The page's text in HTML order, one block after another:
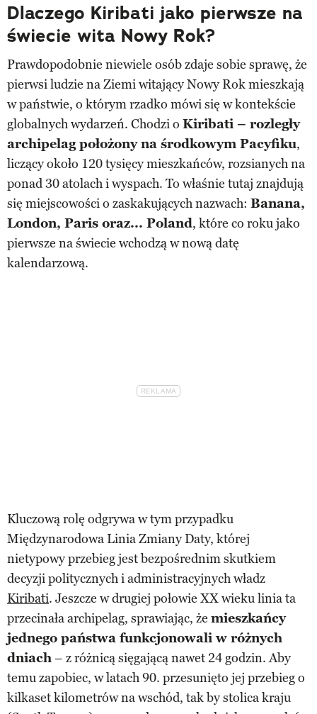
Dlaczego Kiribati jako pierwsze na
świecie wita Nowy Rok?
Prawdopodobnie niewiele osób zdaje sobie sprawę, że
pierwsi ludzie na Ziemi witający Nowy Rok mieszkają
w państwie, o którym rzadko mówi się w kontekście
globalnych wydarzeń. Chodzi o Kiribati – rozległy
archipelag położony na środkowym Pacyfiku,
liczący około 120 tysięcy mieszkańców, rozsianych na
ponad 30 atolach i wyspach. To właśnie tutaj znajdują
się miejscowości o zaskakujących nazwach: Banana,
London, Paris oraz... Poland, które co roku jako
pierwsze na świecie wchodzą w nową datę
kalendarzową.
Kluczową rolę odgrywa w tym przypadku
Międzynarodowa Linia Zmiany Daty, której
nietypowy przebieg jest bezpośrednim skutkiem
decyzji politycznych i administracyjnych władz
Kiribati. Jeszcze w drugiej połowie XX wieku linia ta
przecinała archipelag, sprawiając, że mieszkańcy
jednego państwa funkcjonowali w różnych
dniach– z różnicą sięgającą nawet 24 godzin. Aby
temu zapobiec, w latach 90. przesunięto jej przebieg o
kilkaset kilometrów na wschód, tak by stolica kraju